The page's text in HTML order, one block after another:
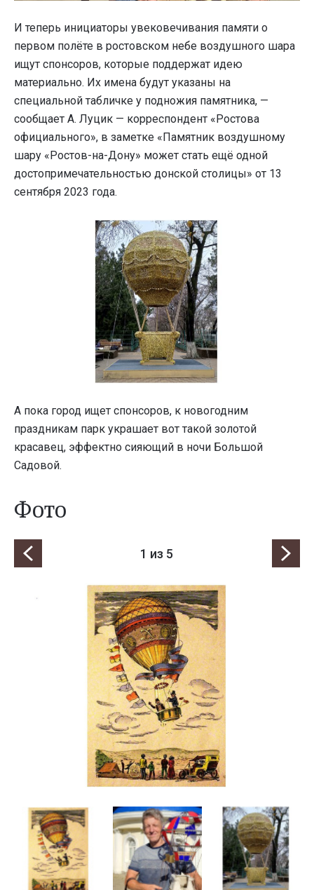
И теперь инициаторы увековечивания памяти о
первом полёте в ростовском небе воздушного шара
ищут спонсоров, которые поддержат идею
материально. Их имена будут указаны на
специальной табличке у подножия памятника, —
сообщает А. Луцик — корреспондент «Ростова
официального», в заметке «Памятник воздушному
шару «Ростов-на-Дону» может стать ещё одной
достопримечательностью донской столицы» от 13
сентября 2023 года.
А пока город ищет спонсоров, к новогодним
праздникам парк украшает вот такой золотой
красавец, эффектно сияющий в ночи Большой
Садовой.
Фото
1 из 5